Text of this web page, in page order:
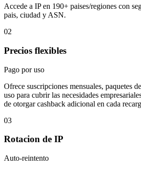
Accede a IP en 190+ paises/regiones con
pais, ciudad y ASN.
02
Precios flexibles
Pago por uso
Ofrece suscripciones mensuales, paquetes
uso para cubrir las necesidades
de otorgar cashback adicional en cada
03
Rotacion de IP
Auto-reintento